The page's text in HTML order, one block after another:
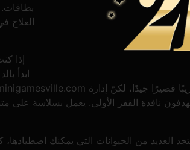
بطاقات.
العلاج
إذا
ابدأ
نافذة القفز الأولى. يعمل بسلاسة على
العديد من الحيوانات التي يمكنك